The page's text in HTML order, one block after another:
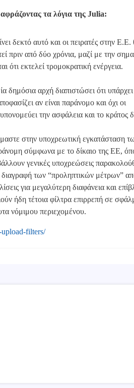
τα λόγια της Julia:
δεκτό αυτό και οι πειρατές στην
πριν από δύο χρόνια, μαζί με την
ότι εκτελεί τρομοκρατική ενέργεια.
δημόσια αρχή διαπιστώσει ότι
αν είναι παράνομο και όχι οι
την ασφάλεια και το κράτος
στην υποχρεωτική εγκατάσταση
σύμφωνα με το δίκαιο της ΕΕ,
γενικές υποχρεώσεις
των “προληπτικών μέτρων”
για μεγαλύτερη διαφάνεια και
ήδη τέτοια φίλτρα επιρρεπή σε
νόμιμου περιεχομένου.
filters/